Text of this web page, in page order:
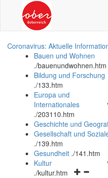
Coronavirus: Aktuelle
Bauen und Wohnen
./bauenundwohnen.htm
Bildung und Forschung
./133.htm
Europa und
Internationales
./203110.htm
Geschichte und
Gesellschaft und
./139.htm
Gesundheit ./141.htm
Kultur
./kultur.htm